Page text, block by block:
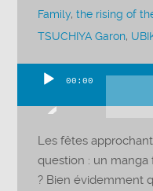
Family,the rising of
TSUCHIYA Garon,
audio
00:00
Les fêtes
question : un
? Bien évidemment